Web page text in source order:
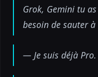
Grok, Gemini tu
besoin de sauter
— Je suis déjà Pro.